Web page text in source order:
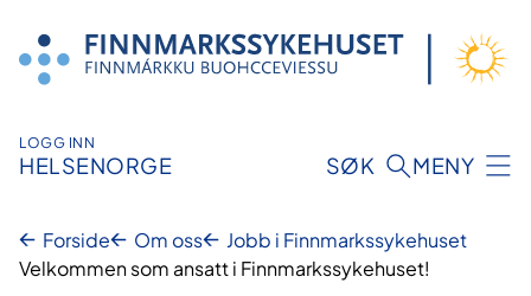
innhold
LOGG INN
HELSENORGE SØK MENY
Forside Om oss
Jobb i Finnmarkssykehuset
Velkommen som ansatt i Finnmarkssykehuset!